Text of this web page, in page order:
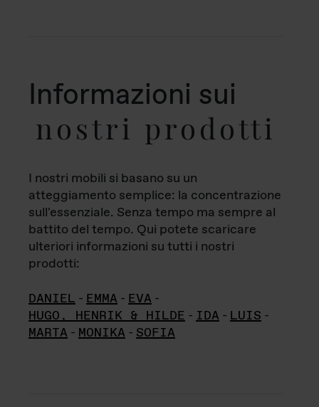
Informazioni sui
nostri prodotti
I nostri mobili si basano su un
atteggiamento semplice: la concentrazione
sull'essenziale. Senza tempo ma sempre al
battito del tempo. Qui potete scaricare
ulteriori informazioni su tutti i nostri
prodotti:
DANIEL - EMMA - EVA -
HUGO, HENRIK & HILDE - IDA - LUIS -
MARTA - MONIKA - SOFIA